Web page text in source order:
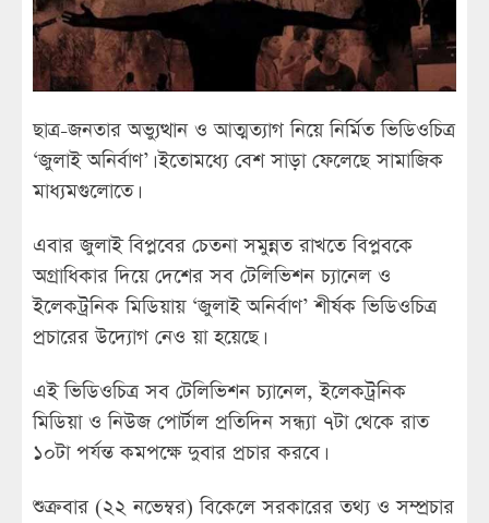
ছাত্র-জনতার অভ্যুত্থান ও আত্মত্যাগ নিয়ে নির্মিত ভিডিওচিত্র
‘জুলাই অনির্বাণ’। ইতোমধ্যে বেশ সাড়া ফেলেছে সামাজিক
মাধ্যমগুলোতে।
এবার জুলাই বিপ্লবের চেতনা সমুন্নত রাখতে বিপ্লবকে
অগ্রাধিকার দিয়ে দেশের সব টেলিভিশন চ্যানেল ও
ইলেকট্রনিক মিডিয়ায় ‘জুলাই অনির্বাণ’ শীর্ষক ভিডিওচিত্র
প্রচারের উদ্যোগ নেও য়া হয়েছে।
এই ভিডিওচিত্র সব টেলিভিশন চ্যানেল, ইলেকট্রনিক
মিডিয়া ও নিউজ পোর্টাল প্রতিদিন সন্ধ্যা ৭টা থেকে রাত
১০টা পর্যন্ত কমপক্ষে দুবার প্রচার করবে।
শুক্রবার (২২ নভেম্বর) বিকেলে সরকারের তথ্য ও সম্প্রচার